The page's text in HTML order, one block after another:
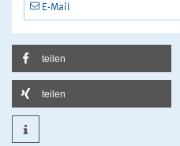
E-Mail
teilen
teilen